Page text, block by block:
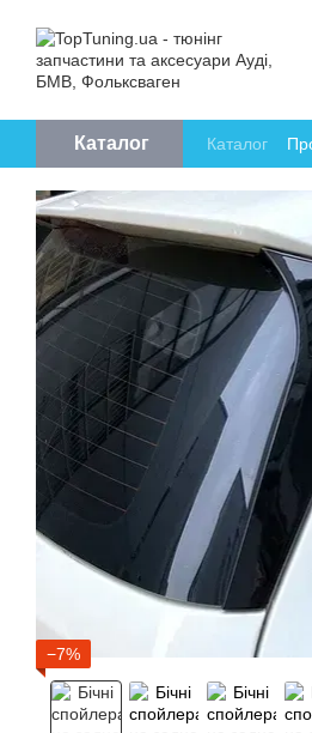
Каталог Каталог
Політика
−7%